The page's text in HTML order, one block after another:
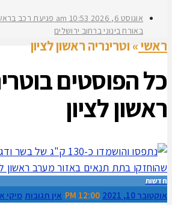
אוגוסט 6, 2026 10:53 am
באורח בינוני ברחוב ירושלים
ראשי» וטרינריה ראשון לציון
כל הפוסטים ב
ראשון לציון
חדשות
אוקטובר 10, 2021 12:00 PM אין תגובות מיקי